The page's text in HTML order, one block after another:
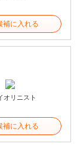
補に入れる
オリニスト
補に入れる